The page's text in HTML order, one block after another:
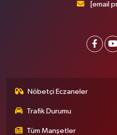
[email
Nöbetçi Eczaneler
Trafik Durumu
Tüm Manşetler